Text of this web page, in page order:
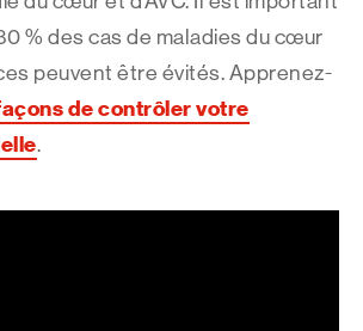
% des cas de maladies du cœur
peuvent être évités. Apprenez-
de contrôler votre
.